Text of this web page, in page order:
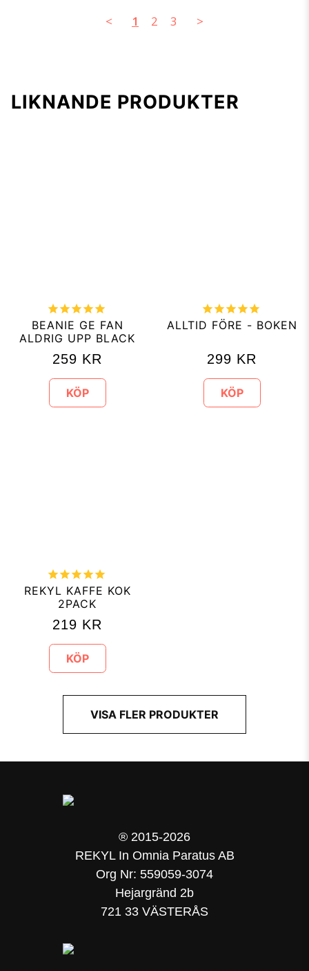
< 1 2 3 >
LIKNANDE PRODUKTER
BEANIE GE FAN
ALDRIG UPP BLACK
259 KR
KÖP
ALLTID FÖRE - BOKEN
299 KR
KÖP
REKYL KAFFE KOK
2PACK
219 KR
KÖP
VISA FLER PRODUKTER
® 2015-2026
REKYL In Omnia Paratus AB
Org Nr: 559059-3074
Hejargränd 2b
721 33 VÄSTERÅS